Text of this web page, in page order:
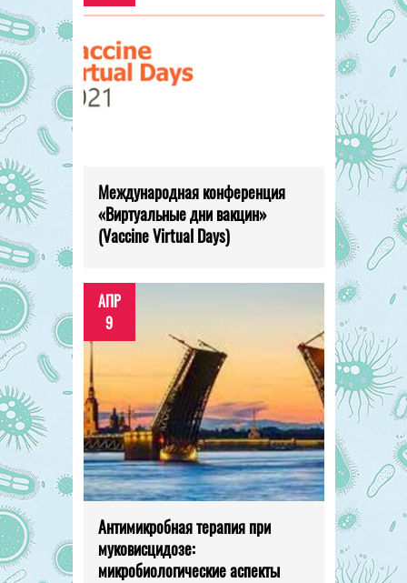
Международная конференция
«Виртуальные дни вакцин»
(Vaccine Virtual Days)
АПР
9
Антимикробная терапия при
муковисцидозе:
микробиологические аспекты